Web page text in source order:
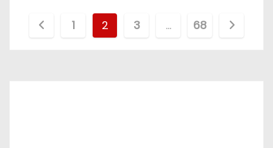
1 2 3 … 68